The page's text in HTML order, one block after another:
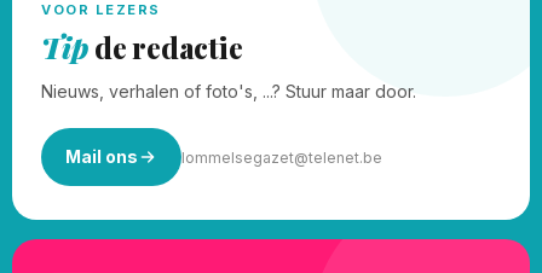
VOOR LEZERS
Tipde redactie
Nieuws, verhalen of foto's, ...? Stuur maar door.
Mail ons lommelsegazet@telenet.be